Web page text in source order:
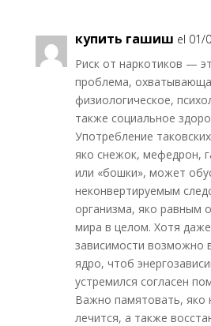
купить гашиш el 01/
Риск от наркотиков —
проблема,
физиологическое,
также социальное
Употребление
яко снежок, мефедрон,
или «бошки», может
неконвертируемым
организма, яко равным
мира в целом. Хотя
зависимости возможно
ядро, чтоб
устремился согласен
Важно памятовать, яко
лечится, а также